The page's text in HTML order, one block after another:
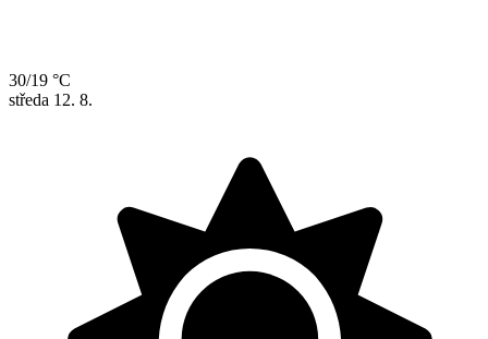
30/19 °C
středa 12. 8.